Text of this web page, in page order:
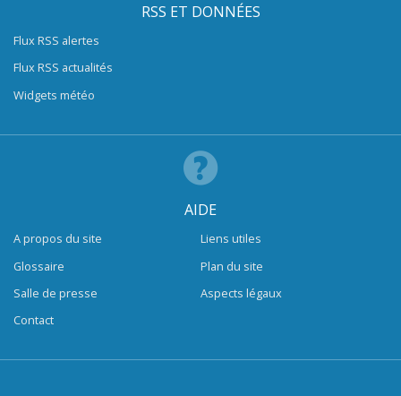
RSS ET DONNÉES
Flux RSS alertes
Flux RSS actualités
Widgets météo
AIDE
A propos du site
Glossaire
Salle de presse
Contact
Liens utiles
Plan du site
Aspects légaux